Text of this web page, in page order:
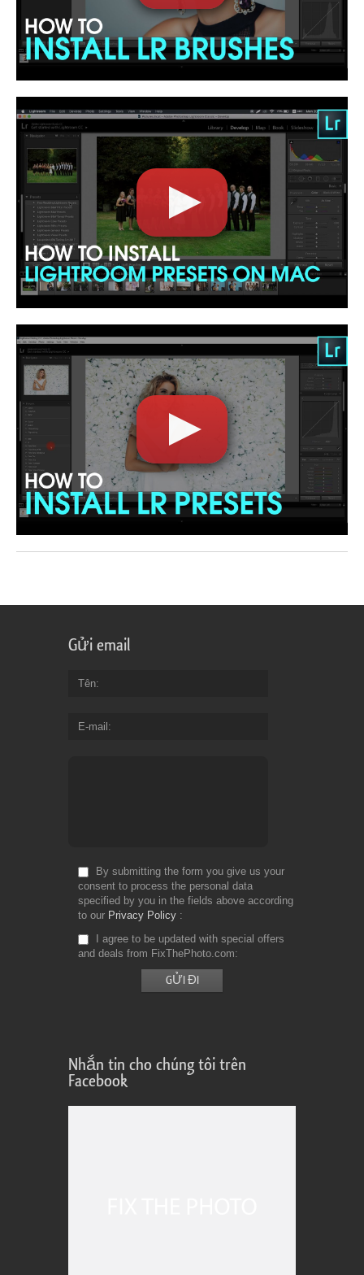
Gửi email
Tên
E-mail
By submitting the form you give us your
consent to process the personal data
specified by you in the fields above according
to our Privacy Policy
I agree to be updated with special offers
and deals from FixThePhoto.com
Nhắn tin cho chúng tôi trên
Facebook